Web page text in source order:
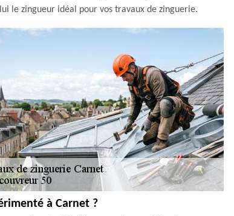
le zingueur idéal pour vos travaux de zinguerie.
à Carnet ?